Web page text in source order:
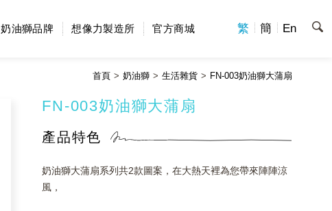
奶油獅品牌 想像力製造所 官方商城 繁 簡 En
首頁 奶油獅 生活雜貨 FN-003奶油獅大蒲扇
FN-003奶油獅大蒲扇
產品特色
奶油獅大蒲扇系列共2款圖案，在大熱天裡為您帶來陣陣涼
風，